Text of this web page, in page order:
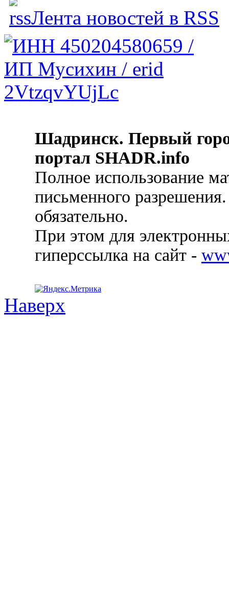
Лента новостей в RSS
Шадринск. Первый
портал SHADR.info
Полное использование
письменного
обязательно.
При этом для
гиперссылка на сайт -
Наверх